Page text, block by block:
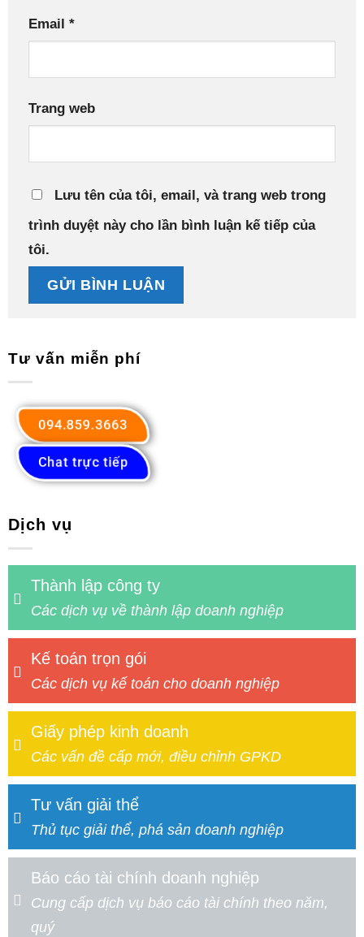
Email *
Trang web
Lưu tên của tôi, email, và trang web trong
trình duyệt này cho lần bình luận kế tiếp của
tôi.
Tư vấn miễn phí
094.859.3663
Chat trực tiếp
Dịch vụ
Thành lập công ty
Các dịch vụ về thành lập doanh nghiệp
Kế toán trọn gói
Các dịch vụ kế toán cho doanh nghiệp
Giấy phép kinh doanh
Các vấn đề cấp mới, điều chỉnh GPKD
Tư vấn giải thể
Thủ tục giải thể, phá sản doanh nghiệp
Báo cáo tài chính doanh nghiệp
Cung cấp dịch vụ báo cáo tài chính theo năm,
quý